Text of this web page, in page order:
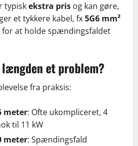
typiskekstra pris og kan gøre,
et tykkere kabel, fx5G6 mm²
for at holde spændingsfaldet
et problem?
fra praksis:
meter: Ofte ukompliceret, 4
til 11 kW
meter: Spændingsfald